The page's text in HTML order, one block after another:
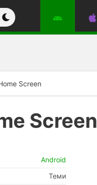
Screen
Screen
Android
Теми